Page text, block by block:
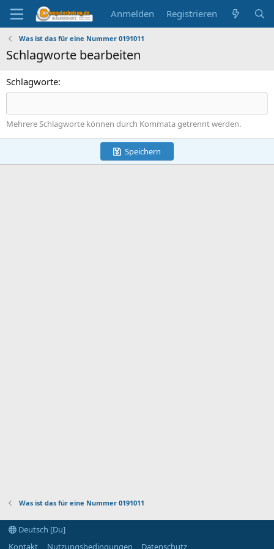
Anmelden Registrieren
Was ist das für eine Nummer 0191011
Schlagworte bearbeiten
Schlagworte
Mehrere Schlagworte können durch Kommata getrennt werden.
Speichern
Was ist das für eine Nummer 0191011
Deutsch [Du]
Kontakt
Nutzungsbedingungen Datenschutz